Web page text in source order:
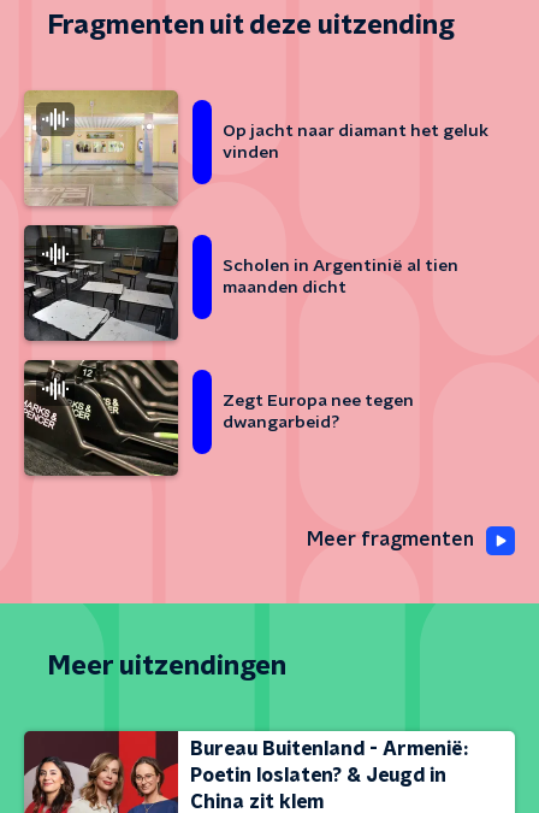
Fragmenten uit deze uitzending
Op jacht naar diamant het geluk
vinden
Scholen in Argentinië al tien
maanden dicht
Zegt Europa nee tegen
dwangarbeid?
Meer fragmenten
Meer uitzendingen
Bureau Buitenland - Armenië:
Poetin loslaten? & Jeugd in
China zit klem